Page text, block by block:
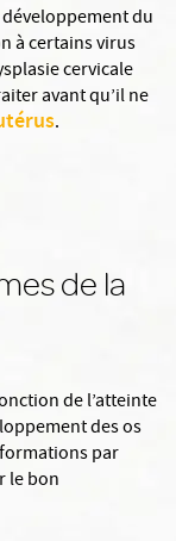
du
à certains virus
cervicale
avant qu’il ne
.
de la
de l’atteinte
des os
par
le bon